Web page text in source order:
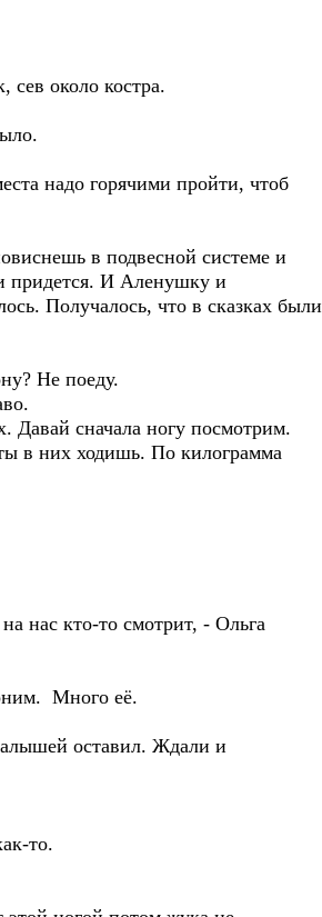
около костра.
надо горячими пройти, чтоб
в подвесной системе и
придется. И Аленушку и
Получалось, что в сказках были
Не поеду.
сначала ногу посмотрим.
в них ходишь. По килограмма
нас кто-то смотрит, - Ольга
Много её.
оставил. Ждали и
то.